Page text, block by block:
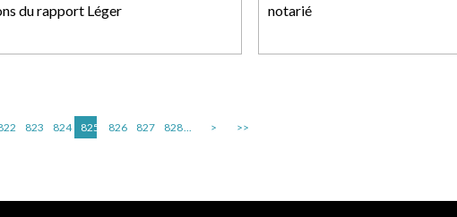
du rapport Léger
notarié
823 824 825 826 827 828... > >>